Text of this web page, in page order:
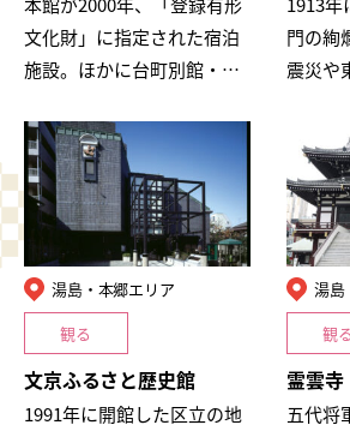
文化財」に指定された宿泊
施設。ほかに台町別館・森
部まで施された歴史ある建
築様式が魅力となっていま
す。各館大浴…
門の絢
震災や
堂が
する
は、
湯島・本郷エリア
観る
文京ふるさと歴史館
1991年に開館した区立の地
湯島
観る
霊雲
五代将